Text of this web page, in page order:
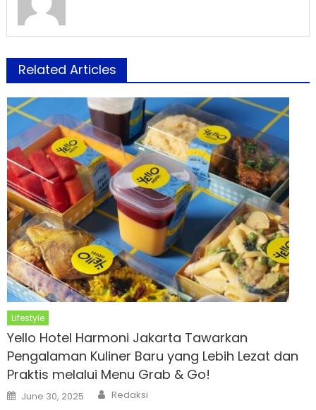
Related Articles
Lifestyle
Yello Hotel Harmoni Jakarta Tawarkan
Pengalaman Kuliner Baru yang Lebih Lezat dan
Praktis melalui Menu Grab & Go!
Posted
on
June 30, 2025 Author
Redaksi